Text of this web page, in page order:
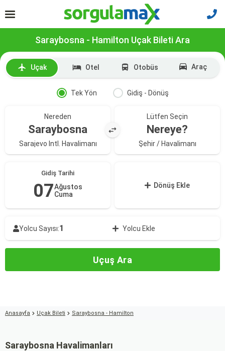
Saraybosna - Hamilton Uçak Bileti Ara
Uçak Otel Otobüs Araç
Tek Yön Gidiş - Dönüş
Nereden
Saraybosna
Sarajevo Intl. Havalimanı
Lütfen Seçin
Nereye?
Şehir / Havalimanı
Gidiş Tarihi
07Ağustos
Cuma
Dönüş Ekle
Yolcu Sayısı:1 Yolcu Ekle
Uçuş Ara
Anasayfa Uçak Bileti Saraybosna - Hamilton
Saraybosna Havalimanları